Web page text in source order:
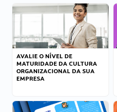
AVALIE O NÍVEL DE
MATURIDADE DA CULTURA
ORGANIZACIONAL DA SUA
EMPRESA